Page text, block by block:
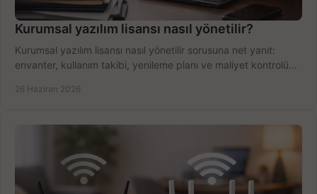
Kurumsal yazılım lisansı nasıl yönetilir?
Kurumsal yazılım lisansı nasıl yönetilir sorusuna net yanıt:
envanter, kullanım takibi, yenileme planı ve maliyet kontrolü
26 Haziran 2026